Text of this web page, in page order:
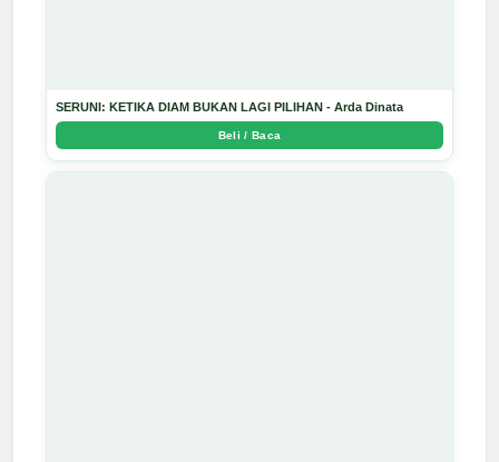
SERUNI: KETIKA DIAM BUKAN LAGI PILIHAN - Arda Dinata
Beli / Baca